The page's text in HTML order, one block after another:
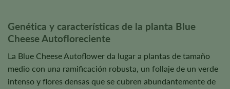
Genética y características de la planta Blue
Cheese Autofloreciente
La Blue Cheese Autoflower da lugar a plantas de tamaño
medio con una ramificación robusta, un follaje de un verde
intenso y flores densas que se cubren abundantemente de